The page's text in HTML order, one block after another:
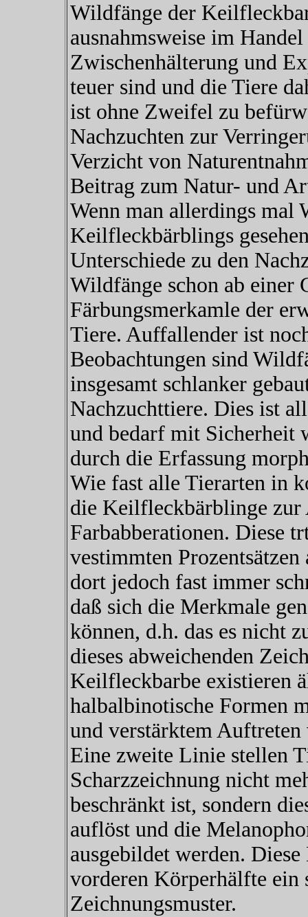
Wildfänge der
ausnahmsweise im
Zwischenhälterung und
teuer sind und die Tiere
ist ohne Zweifel zu
Nachzuchten zur
Verzicht von
Beitrag zum Natur- und
Wenn man allerdings mal
Keilfleckbärblings
Unterschiede zu den
Wildfänge schon ab einer
Färbungsmerkamle der
Tiere. Auffallender ist
Beobachtungen sind
insgesamt schlanker
Nachzuchttiere. Dies ist
und bedarf mit Sicherheit
durch die Erfassung
Wie fast alle Tierarten in
die Keilfleckbärblinge zur
Farbabberationen. Diese
vestimmten
dort jedoch fast immer
daß sich die Merkmale
können, d.h. das es nicht
dieses abweichenden
Keilfleckbarbe existieren
halbalbinotische Formen
und verstärktem
Eine zweite Linie stellen
Scharzzeichnung nicht
beschränkt ist, sondern
auflöst und die
ausgebildet werden.
vorderen Körperhälfte ein
Zeichnungsmuster.